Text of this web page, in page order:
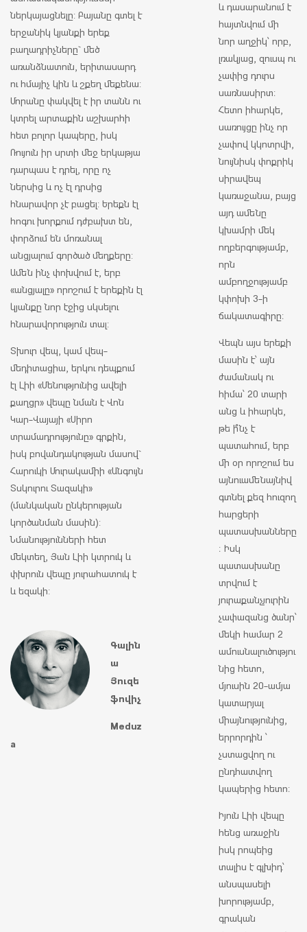
ներկայացնելը: Բայանը գտել է
երջանիկ կյանքի երեք
բաղադրիչները` մեծ
առանձնատուն, երիտասարդ
ու հմայիչ կին և շքեղ մեքենա:
Մորանը փակվել է իր տանն ու
կտրել արտաքին աշխարհի
հետ բոլոր կապերը, իսկ
Ռույուն իր սրտի մեջ երկաթյա
դարպաս է դրել, որը ոչ
ներսից և ոչ էլ դրսից
հնարավոր չէ բացել: Երեքն էլ
հոգու խորքում դժբախտ են,
փորձում են մոռանալ
անցյալում գործած մեղքերը:
Ամեն ինչ փոխվում է, երբ
«անցյալը» որոշում է երեքին էլ
կյանքը նոր էջից սկսելու
հնարավորություն տալ:
Տխուր վեպ, կամ վեպ-
մեդիտացիա, երկու դեպքում
էլ Լիի «Մենությունից ավելի
քաղցր» վեպը նման է Վոն
Կար-Վայայի «Սիրո
տրամադրությունը» գրքին,
իսկ բովանդակության մասով`
Հարուկի Մուրակամիի «Անգույն
Տսկուրու Տազակի»
(մանկական ընկերության
կործանման մասին):
Նմանությունների հետ
մեկտեղ, Յան Լիի կտրուկ և
փխրուն վեպը յուրահատուկ է
և եզակի:
Գալին
ա
Յուզե
ֆովիչ
Meduz
a
և դասարանում է
հայտնվում մի
նոր աղջիկ՝ որբ,
լռակյաց, զուսպ ու
չափից դուրս
սառնասիրտ։
Հետո իհարկե,
սառույցը ինչ որ
չափով կկոտրվի,
նույնիսկ փոքրիկ
սիրավեպ
կառաջանա, բայց
այդ ամենը
կխամրի մեկ
ողբերգությամբ,
որն
ամբողջությամբ
կփոխի 3-ի
ճակատագիրը։
Վեպն այս երեքի
մասին է՝ այն
ժամանակ ու
հիմա՝ 20 տարի
անց և իհարկե,
թե ի՞նչ է
պատահում, երբ
մի օր որոշում ես
այնուամենայնիվ
գտնել քեզ հուզող
հարցերի
պատասխանները
։ Իսկ
պատասխանը
տրվում է
յուրաքանչյուրին
չափազանց ծանր՝
մեկի համար 2
ամուսնալուծությու
նից հետո,
մյուսին 20-ամյա
կատարյալ
միայնությունից,
երրորդին ՝
չստացվող ու
ընդհատվող
կապերից հետո։
Իյուն Լիի վեպը
հենց առաջին
իսկ րոպեից
տալիս է գլխիդ՝
անսպասելի
խորությամբ,
գրական